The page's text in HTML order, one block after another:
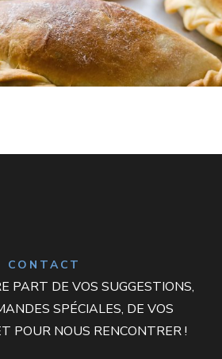
CONTACT
PART DE VOS SUGGESTIONS,
SPÉCIALES, DE VOS
POUR NOUS RENCONTRER !